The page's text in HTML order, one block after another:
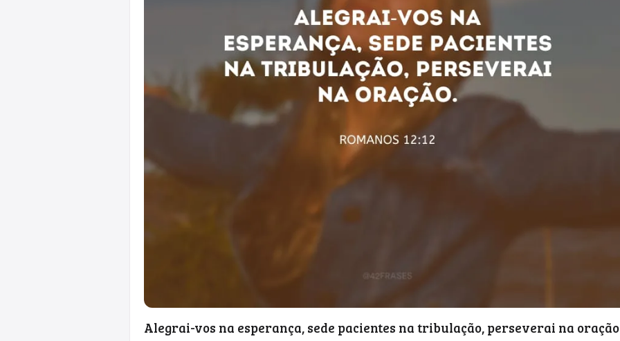
Alegrai-vos na esperança, sede pacientes na tribulação, perseverai na